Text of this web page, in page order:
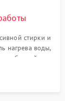
стирки и
нагрева воды,
вибраций,